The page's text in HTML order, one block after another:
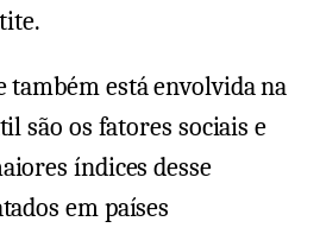
também está envolvida na
são os fatores sociais e
índices desse
em países